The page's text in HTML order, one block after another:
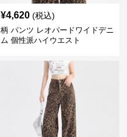
¥4,620 (税込)
柄 パンツ レオパードワイドデニ
ム 個性派ハイウエスト